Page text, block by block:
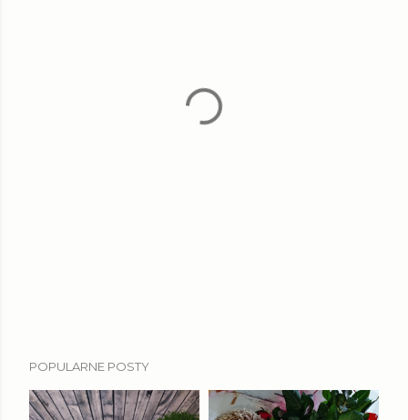
POPULARNE POSTY